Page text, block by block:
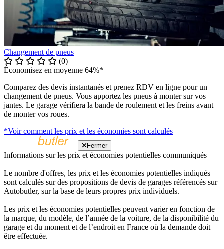
Changement de pneus
(0)
Économisez en moyenne 64%*
Comparez des devis instantanés et prenez RDV en ligne pour un
changement de pneus. Vous apportez les pneus à monter sur vos
jantes. Le garage vérifiera la bande de roulement et les freins avant
de monter vos roues.
*Voir comment les prix et les économies sont calculés
Fermer
Informations sur les prix et économies potentielles communiqués
Le nombre d'offres, les prix et les économies potentielles indiqués
sont calculés sur des propositions de devis de garages référencés sur
Autobutler, sur la base de leurs propres prix individuels.
Les prix et les économies potentielles peuvent varier en fonction de
la marque, du modèle, de l’année de la voiture, de la disponibilité du
garage et du moment et de l’endroit en France où la demande doit
être effectuée.